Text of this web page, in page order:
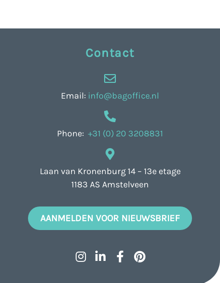
Contact
Email: info@bagoffice.nl
Phone: +31 (0) 20 3208831
Laan van Kronenburg 14 – 13e etage
1183 AS Amstelveen
AANMELDEN VOOR NIEUWSBRIEF